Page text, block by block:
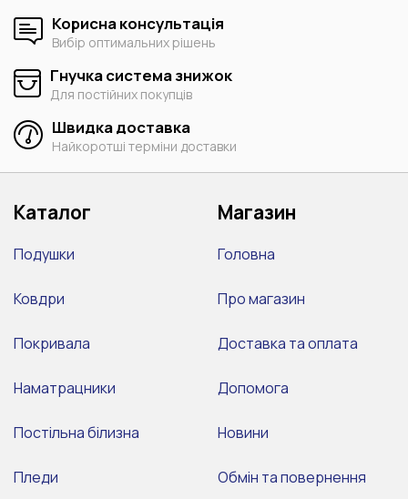
Корисна консультація
Вибір оптимальних рішень
Гнучка система знижок
Для постійних покупців
Швидка доставка
Найкоротші терміни доставки
Каталог
Подушки
Ковдри
Покривала
Наматрацники
Постільна білизна
Пледи
Магазин
Головна
Про магазин
Доставка та оплата
Допомога
Новини
Обмін та повернення